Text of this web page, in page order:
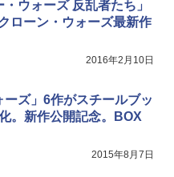
ウォーズ 反乱者たち」
ローン・ウォーズ最新作
2016年2月10日
ーズ」6作がスチールブッ
。新作公開記念。BOX
2015年8月7日